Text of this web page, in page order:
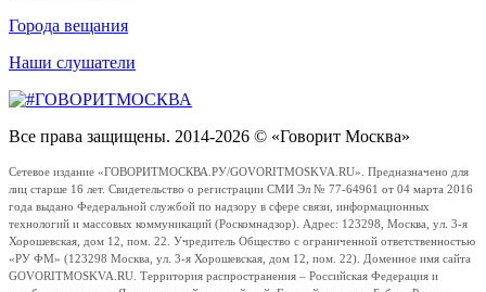
Города вещания
Наши слушатели
Все права защищены. 2014-2026 © «Говорит Москва»
Сетевое издание «ГОВОРИТМОСКВА.РУ/GOVORITMOSKVA.RU». Предназначено для
лиц старше 16 лет. Свидетельство о регистрации СМИ Эл № 77-64961 от 04 марта 2016
года выдано Федеральной службой по надзору в сфере связи, информационных
технологий и массовых коммуникаций (Роскомнадзор). Адрес: 123298, Москва, ул. 3-я
Хорошевская, дом 12, пом. 22. Учредитель Общество с ограниченной ответственностью
«РУ ФМ» (123298 Москва, ул. 3-я Хорошевская, дом 12, пом. 22). Доменное имя сайта
GOVORITMOSKVA.RU. Территория распространения – Российская Федерация и